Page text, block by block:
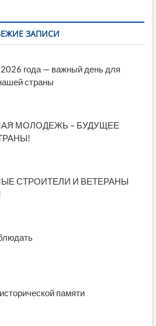
ЗАПИСИ
2026 года — важный день для
страны
МОЛОДЕЖЬ – БУДУЩЕЕ
СТРОИТЕЛИ И ВЕТЕРАНЫ
памяти